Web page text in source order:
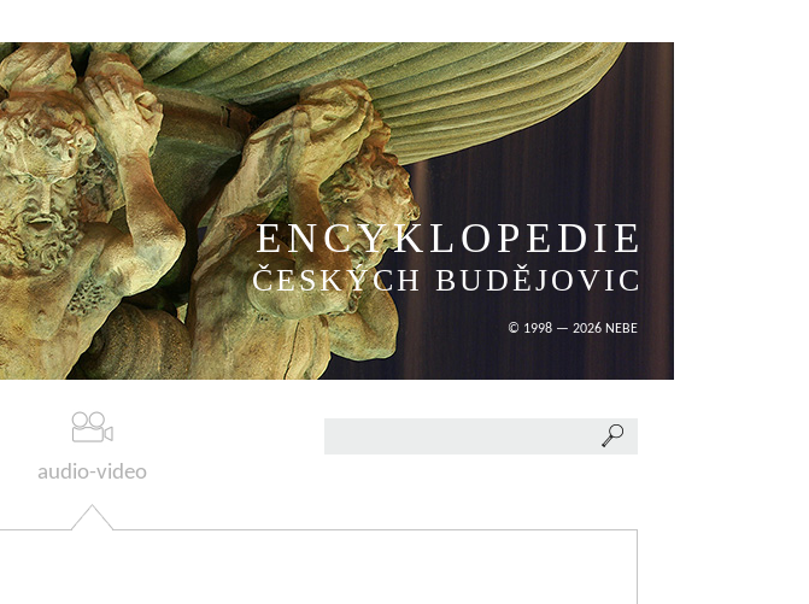
ENCYKLOPEDIE
ČESKÝCH BUDĚJOVIC
© 1998 — 2026 NEBE
audio-video